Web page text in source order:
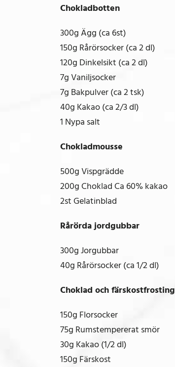
Chokladbotten
300g Ägg (ca 6st)
150g Rårörsocker (ca 2 dl)
120g Dinkelsikt (ca 2 dl)
7g Vaniljsocker
7g Bakpulver (ca 2 tsk)
40g Kakao (ca 2/3 dl)
1 Nypa salt
Chokladmousse
500g Vispgrädde
200g Choklad Ca 60% kakao
2st Gelatinblad
Rårörda jordgubbar
300g Jorgubbar
40g Rårörsocker (ca 1/2 dl)
Choklad och färskostfrosting
150g Florsocker
75g Rumstempererat smör
30g Kakao (1/2 dl)
150g Färskost